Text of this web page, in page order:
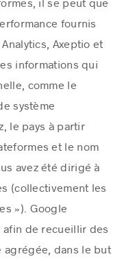
fournis
Axeptio et
informations qui
comme le
système
le pays à partir
et le nom
avez été dirigé à
(collectivement les
»). Google
afin de recueillir des
agrégée, dans le but